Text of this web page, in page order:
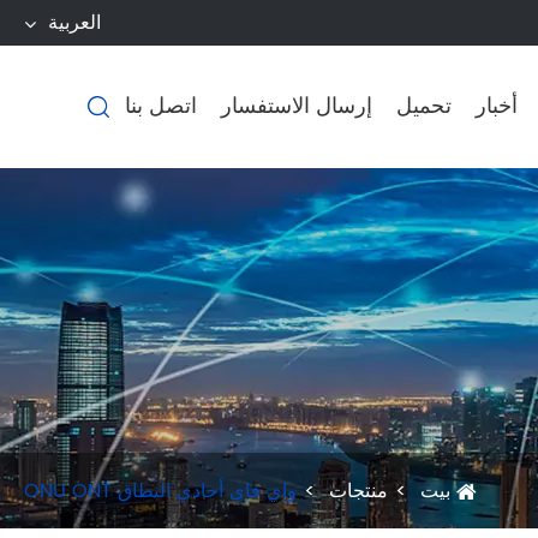
العربية
أخبار تحميل إرسال الاستفسار اتصل بنا 
بيت منتجات واي فاي أحادي النطاق ONU ONT